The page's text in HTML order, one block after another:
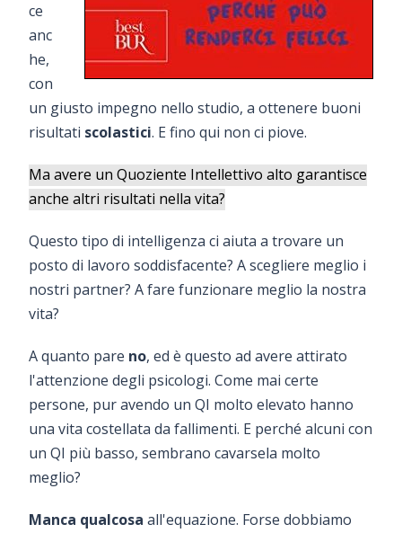
ce
anc
he,
con
un giusto impegno nello studio, a ottenere buoni
risultati scolastici. E fino qui non ci piove.
Ma avere un Quoziente Intellettivo alto garantisce
anche altri risultati nella vita?
Questo tipo di intelligenza ci aiuta a trovare un
posto di lavoro soddisfacente? A scegliere meglio i
nostri partner? A fare funzionare meglio la nostra
vita?
A quanto pare no, ed è questo ad avere attirato
l'attenzione degli psicologi. Come mai certe
persone, pur avendo un QI molto elevato hanno
una vita costellata da fallimenti. E perché alcuni con
un QI più basso, sembrano cavarsela molto
meglio?
Manca qualcosa all'equazione. Forse dobbiamo